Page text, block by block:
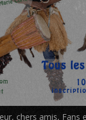
chers amis, Fans